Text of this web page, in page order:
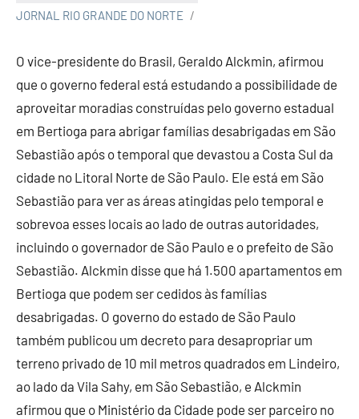
JORNAL RIO GRANDE DO NORTE
O vice-presidente do Brasil, Geraldo Alckmin, afirmou
que o governo federal está estudando a possibilidade de
aproveitar moradias construídas pelo governo estadual
em Bertioga para abrigar famílias desabrigadas em São
Sebastião após o temporal que devastou a Costa Sul da
cidade no Litoral Norte de São Paulo. Ele está em São
Sebastião para ver as áreas atingidas pelo temporal e
sobrevoa esses locais ao lado de outras autoridades,
incluindo o governador de São Paulo e o prefeito de São
Sebastião. Alckmin disse que há 1.500 apartamentos em
Bertioga que podem ser cedidos às famílias
desabrigadas. O governo do estado de São Paulo
também publicou um decreto para desapropriar um
terreno privado de 10 mil metros quadrados em Lindeiro,
ao lado da Vila Sahy, em São Sebastião, e Alckmin
afirmou que o Ministério da Cidade pode ser parceiro no